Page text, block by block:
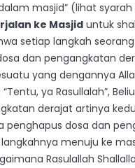
masjid” (lihat syarah
ke Masjid untuk
setiap langkah
dan pengangkatan
yang dengannya
ya Rasullalah”,
derajat artinya
penghapus dosa dan
menuju ke
Rasulallah